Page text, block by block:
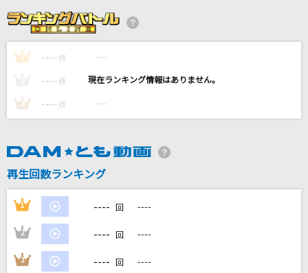
WHITE REFLECTION
Rusty Nail(ビデオクリップバージョン)
X JAPAN
Mrs. GREEN APPLE
[生音]青の時代
KinKi Kids
[生音]家路
岩崎宏美(益田宏美)
1 ---- 点 ----
---- 点 ----
3 ---- 点 ----
再生回数ランキング
1 ---- 回 ----
2 ---- 回 ----
3 ---- 回 ----